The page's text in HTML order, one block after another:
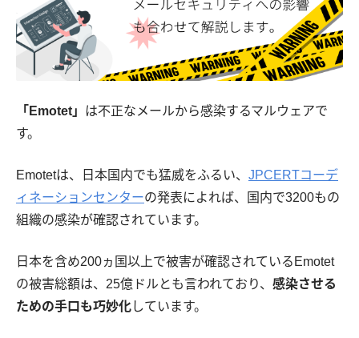
「Emotet」 は不正なメールから感染するマルウェアで
す。
Emotetは、日本国内でも猛威をふるい、 JPCERTコーデ
ィネーションセンターの発表によれば、国内で3200もの
組織の感染が確認されています。
日本を含め200ヵ国以上で被害が確認されているEmotet
の被害総額は、25億ドルとも言われており、 感染させる
ための手口も巧妙化しています。